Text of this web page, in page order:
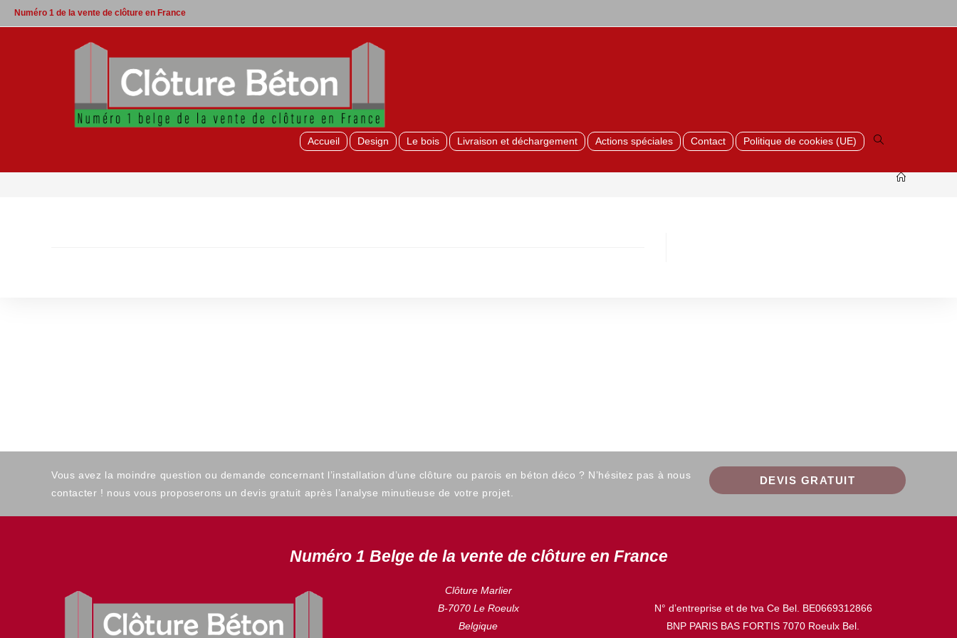
Skip
to
Numéro 1 de la vente de clôture en France
Accueil Design Le bois Livraison et déchargement Actions spéciales Contact Politique de cookies (UE)
Toggle
website
search
Vous avez la moindre question ou demande concernant l’installation d’une clôture ou parois en béton déco ? N’hésitez pas à nous
contacter ! nous vous proposerons un devis gratuit après l’analyse minutieuse de votre projet.
DEVIS GRATUIT
Numéro 1 Belge de la vente de clôture en France
Clôture Marlier
B-7070 Le Roeulx
Belgique
N° d’entreprise et de tva Ce Bel. BE0669312866
BNP PARIS BAS FORTIS 7070 Roeulx Bel.